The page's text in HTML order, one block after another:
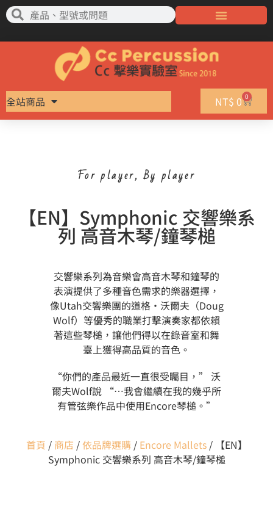
全站商品 NT$ 0 0
For player, By player
【EN】Symphonic 交響樂系
列 高音木琴/鐘琴槌
交響樂系列為音樂會高音木琴和鐘琴的
表演提供了多種音色需求的樂器選擇，
像Utah交響樂團的道格·沃爾夫（Doug
Wolf）等優秀的職業打擊演奏家都依賴
著這些琴槌，讓他們得以在錄音室和舞
臺上獲得高品質的音色。
“你們的產品最近一直很受矚目，” 沃
爾夫Wolf說 “…我會繼續在我的幾乎所
有管弦樂作品中使用Encore琴槌。”
首頁 / 商店 /依品牌選購/ Encore Mallets/ 【EN】
Symphonic 交響樂系列 高音木琴/鐘琴槌